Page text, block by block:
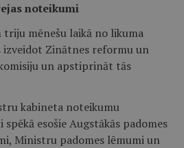
noteikumi
mēnešu laikā no likuma
izveidot Zinātnes reformu un
un apstiprināt tās
kabineta noteikumu
esošie Augstākās padomes
Ministru padomes lēmumi un